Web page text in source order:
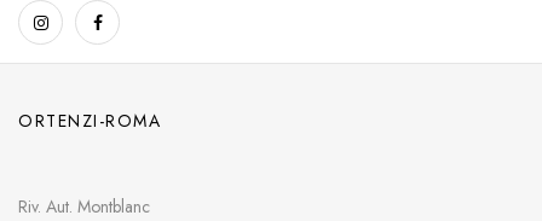
ORTENZI-ROMA
Riv. Aut. Montblanc